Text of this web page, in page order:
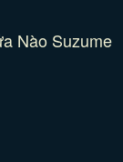
Nào Suzume